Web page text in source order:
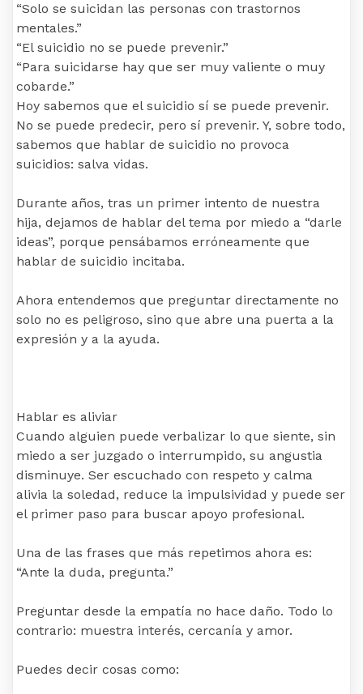
“Solo se suicidan las personas con trastornos
mentales.”
“El suicidio no se puede prevenir.”
“Para suicidarse hay que ser muy valiente o muy
cobarde.”
Hoy sabemos que el suicidio sí se puede prevenir.
No se puede predecir, pero sí prevenir. Y, sobre todo,
sabemos que hablar de suicidio no provoca
suicidios: salva vidas.
Durante años, tras un primer intento de nuestra
hija, dejamos de hablar del tema por miedo a “darle
ideas”, porque pensábamos erróneamente que
hablar de suicidio incitaba.
Ahora entendemos que preguntar directamente no
solo no es peligroso, sino que abre una puerta a la
expresión y a la ayuda.
Hablar es aliviar
Cuando alguien puede verbalizar lo que siente, sin
miedo a ser juzgado o interrumpido, su angustia
disminuye. Ser escuchado con respeto y calma
alivia la soledad, reduce la impulsividad y puede ser
el primer paso para buscar apoyo profesional.
Una de las frases que más repetimos ahora es:
“Ante la duda, pregunta.”
Preguntar desde la empatía no hace daño. Todo lo
contrario: muestra interés, cercanía y amor.
Puedes decir cosas como: